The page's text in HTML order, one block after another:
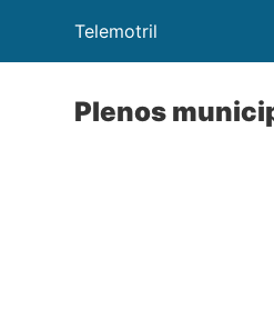
Telemotril
Plenos